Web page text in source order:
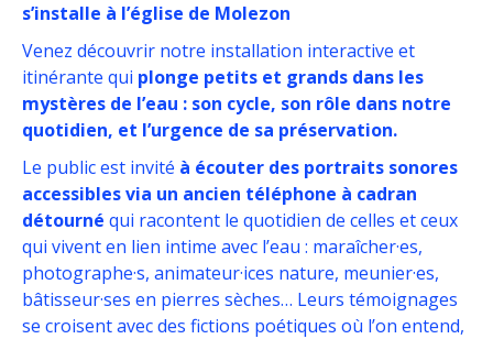
s’installe à l’église de Molezon
Venez découvrir notre installation interactive et
itinérante qui plonge petits et grands dans les
mystères de l’eau : son cycle, son rôle dans notre
quotidien, et l’urgence de sa préservation.
Le public est invité à écouter des portraits sonores
accessibles via un ancien téléphone à cadran
détourné qui racontent le quotidien de celles et ceux
qui vivent en lien intime avec l’eau : maraîcher·es,
photographe·s, animateur·ices nature, meunier·es,
bâtisseur·ses en pierres sèches… Leurs témoignages
se croisent avec des fictions poétiques où l’on entend,